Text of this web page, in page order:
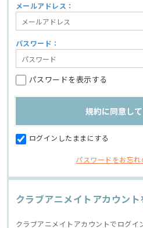
メールアドレス：
パスワード：
パスワードを表示する
ログインしたままにする
パスワードをお忘れ
クラブアニメイトアカウン
クラブアニメイトアカウントでログイ